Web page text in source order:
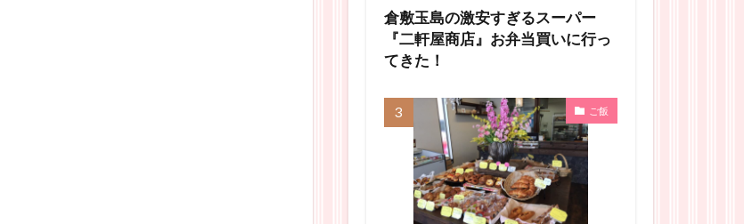
倉敷玉島の激安すぎるスーパー
『二軒屋商店』お弁当買いに行っ
てきた！
ご飯